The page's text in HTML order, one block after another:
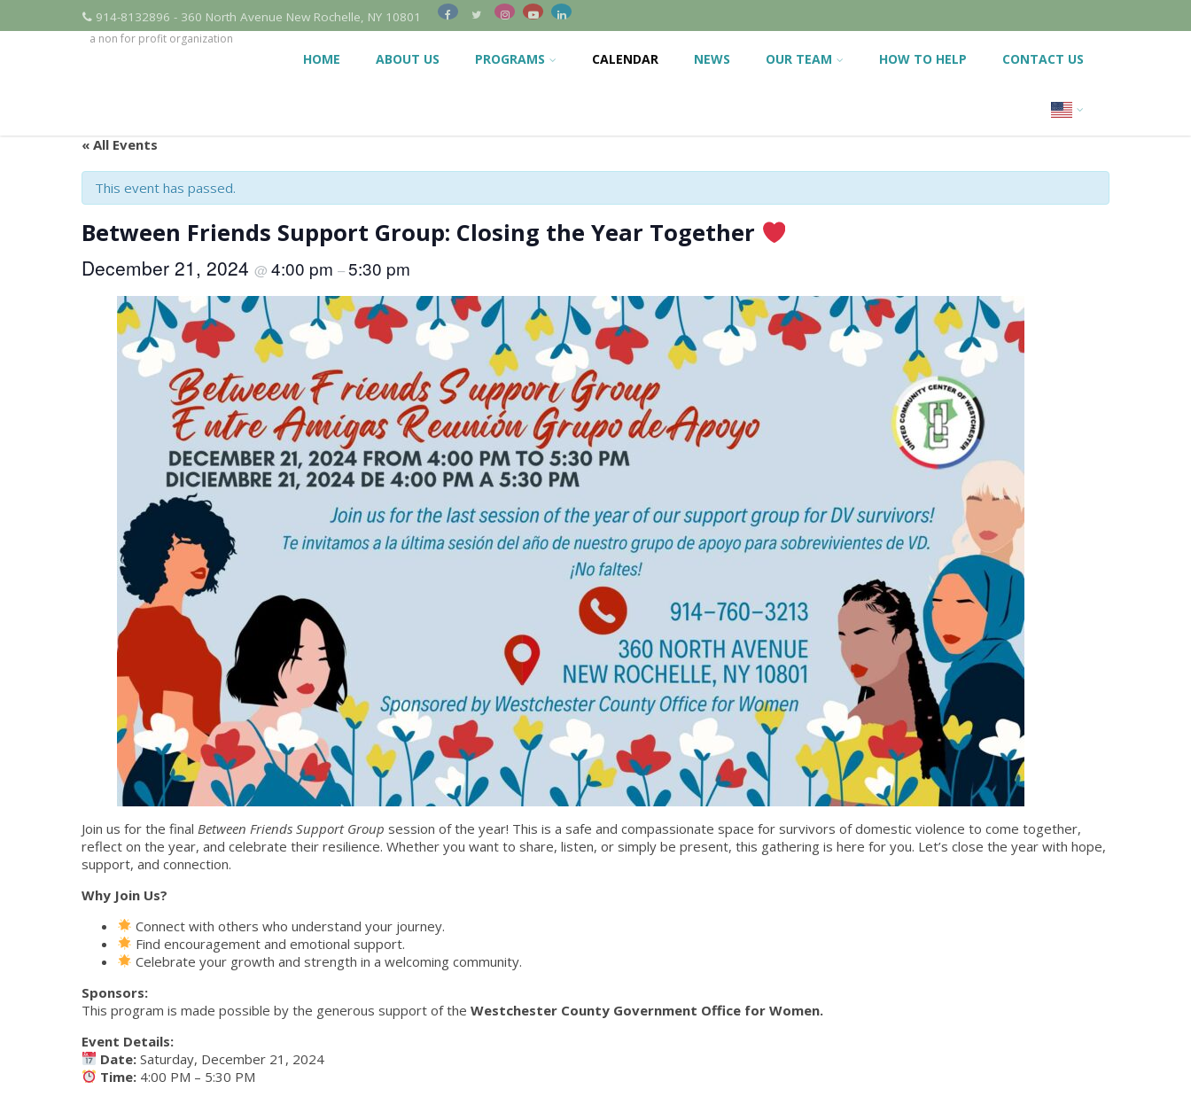
914-8132896 - 360 North Avenue New Rochelle, NY 10801
a non for profit organization
HOME ABOUT US PROGRAMS CALENDAR NEWS OUR TEAM HOW TO HELP CONTACT US
« All Events
This event has passed.
Between Friends Support Group: Closing the Year Together
December 21, 2024 @ 4:00 pm –5:30 pm
Join us for the final Between Friends Support Group session of the year! This is a safe and compassionate space for survivors of domestic violence to come together,
reflect on the year, and celebrate their resilience. Whether you want to share, listen, or simply be present, this gathering is here for you. Let’s close the year with hope,
support, and connection.
Why Join Us?
Connect with others who understand your journey.
Find encouragement and emotional support.
Celebrate your growth and strength in a welcoming community.
Sponsors:
This program is made possible by the generous support of the Westchester County Government Office for Women.
Event Details:
Date: Saturday, December 21, 2024
Time: 4:00 PM – 5:30 PM